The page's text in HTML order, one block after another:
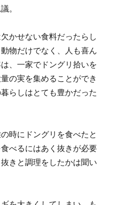
。
かせない食料だったらし
物だけでなく、人も喜ん
、一家でドングリ拾いを
の実を集めることができ
らしはとても豊かだった
時にドングリを食べたと
べるにはあく抜きが必要
きと調理をしたかは聞い